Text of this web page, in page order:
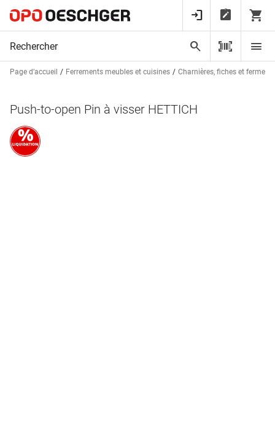
Page d’accueil Ferrements meubles et cuisines Charnières, fiches et
Push-to-open Pin à visser HETTICH